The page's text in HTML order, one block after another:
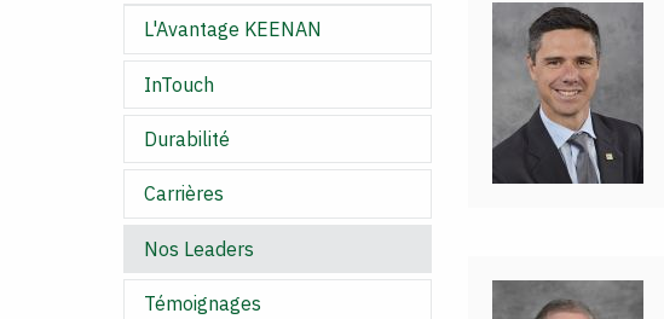
L'Avantage KEENAN
InTouch
Durabilité
Carrières
Nos Leaders
Témoignages